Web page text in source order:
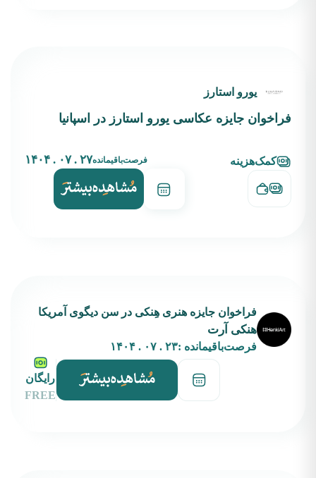
یورو استارز
فراخوان جایزه عکاسی یورو استارز در اسپانیا
کمک‌هزینه فرصت‌باقیمانده۲۷ . ۰۷ . ۱۴۰۴
فراخوان جایزه هنری هِنکی در سن دیگوی آمریکا
هنکی آرت
فرصت‌باقیمانده :۲۳ . ۰۷ . ۱۴۰۴
رایگان
FREE